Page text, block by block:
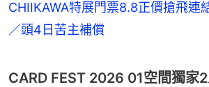
CHIIKAWA特展門票8.8正價搶飛連
／頭4日苦主補償
CARD FEST 2026 01空間獨家